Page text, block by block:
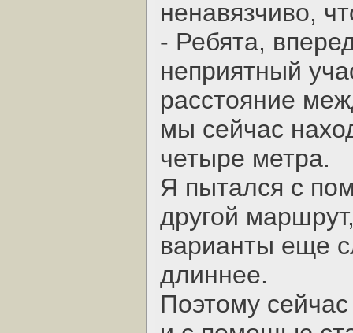
ненавязчиво,
- Ребята,
неприятный
расстояние
мы сейчас
четыре метра.
Я пытался с
другой
варианты еще
длиннее.
Поэтому